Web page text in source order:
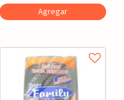
Agregar